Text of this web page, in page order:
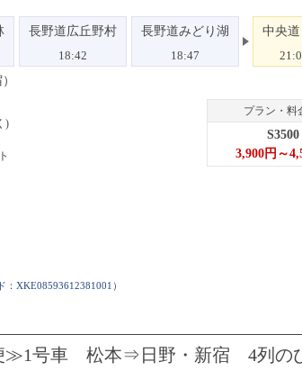
： XKE08593612381001 ）
長野道広丘野村
18:42
長野道みどり湖
18:47
中央
)
プラン・料
S3500
3,900円～
≫1号車 松本⇒日野・新宿 4列の